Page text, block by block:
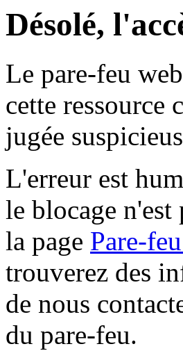
Désolé,
Le pare-feu
cette ressource
jugée
L'erreur est
le blocage
la page Pare-
trouverez des
de nous
du pare-feu.